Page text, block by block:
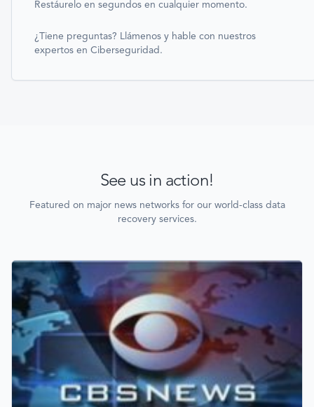
Restáurelo en segundos en cualquier momento.
¿Tiene preguntas? Llámenos y hable con nuestros
expertos en Ciberseguridad.
See us in action!
Featured on major news networks for our world-class data
recovery services.